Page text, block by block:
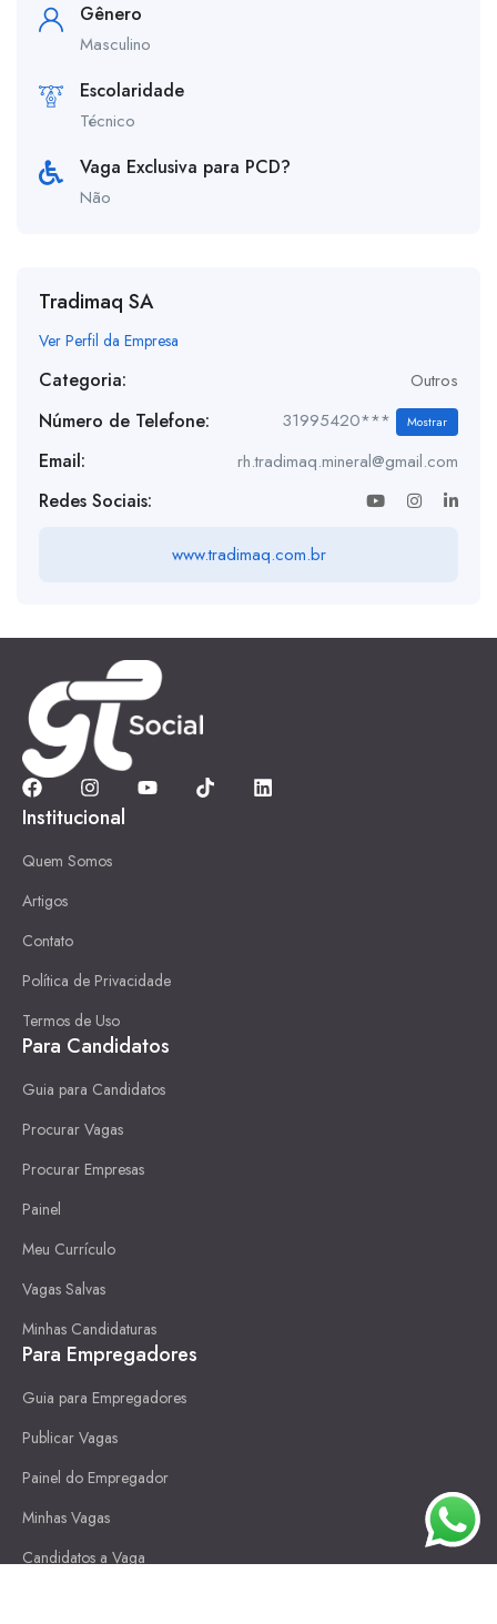
Gênero
Masculino
Escolaridade
Técnico
Vaga Exclusiva para PCD?
Não
Tradimaq SA
Ver Perfil da Empresa
Categoria: Outros
Número de Telefone: 31995420*** Mostrar
Email: rh.tradimaq.mineral@gmail.com
Redes Sociais:
www.tradimaq.com.br
Institucional
Quem Somos
Artigos
Contato
Política de Privacidade
Termos de Uso
Para Candidatos
Guia para Candidatos
Procurar Vagas
Procurar Empresas
Painel
Meu Currículo
Vagas Salvas
Minhas Candidaturas
Para Empregadores
Guia para Empregadores
Publicar Vagas
Painel do Empregador
Minhas Vagas
Candidatos a Vaga